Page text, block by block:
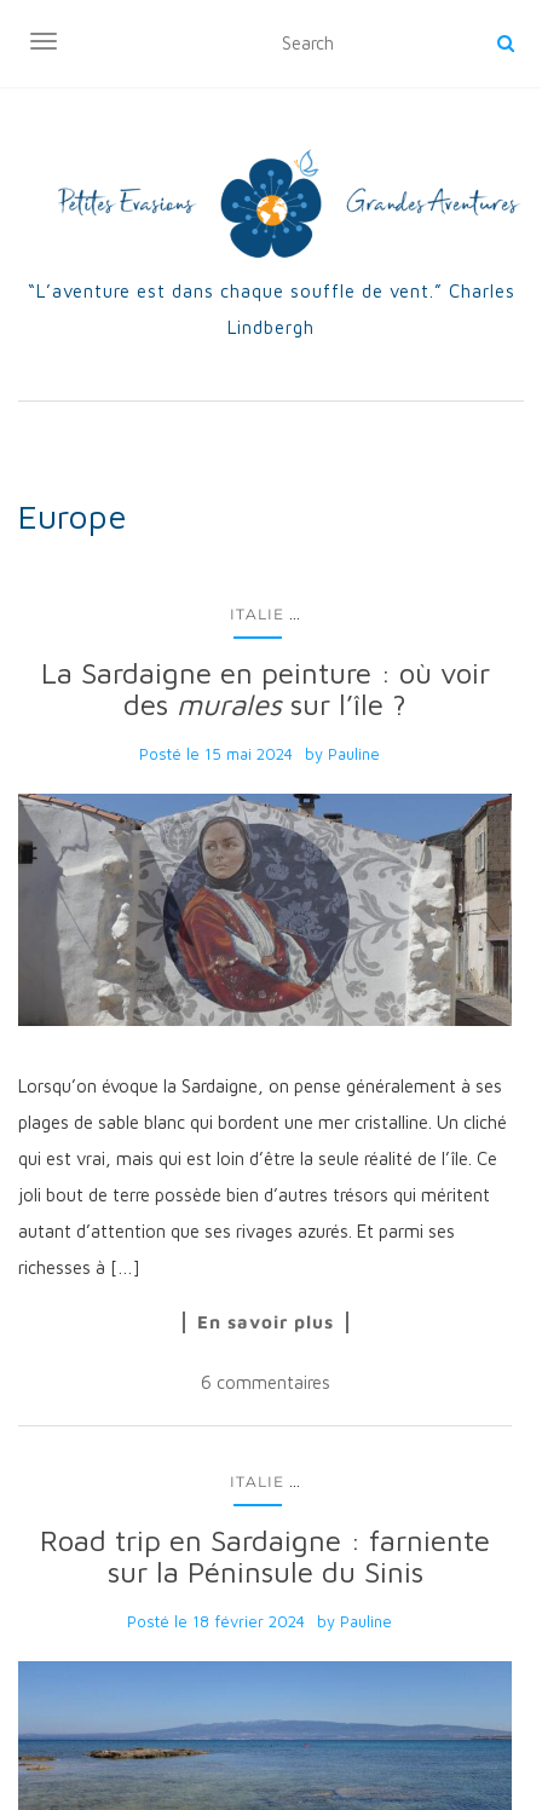
OUVRIR/FERMER LA NAVIGATION
“L’aventure est dans chaque souffle de vent.” Charles
Lindbergh
Europe
ITALIE
La Sardaigne en peinture : où voir
des muralessur l’île ?
Posté le 15 mai 2024 by Pauline
Lorsqu’on évoque la Sardaigne, on pense généralement à ses
plages de sable blanc qui bordent une mer cristalline. Un cliché
qui est vrai, mais qui est loin d’être la seule réalité de l’île. Ce
joli bout de terre possède bien d’autres trésors qui méritent
autant d’attention que ses rivages azurés. Et parmi ses
richesses à […]
En savoir plus
6 commentaires
ITALIE
Road trip en Sardaigne : farniente
sur la Péninsule du Sinis
Posté le 18 février 2024 by Pauline